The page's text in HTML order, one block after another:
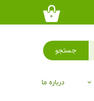
۰
جستجو
درباره ما